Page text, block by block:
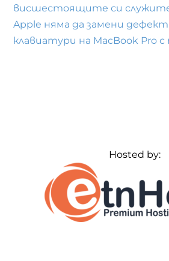
висшестоящите си
Apple няма да замени
клавиатури на MacBook Pro
Hosted by: